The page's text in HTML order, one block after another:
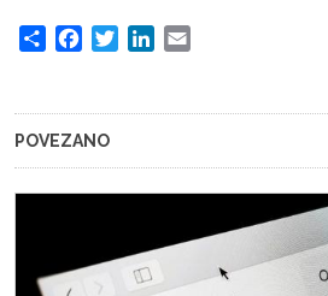
Share FacebookTwitterLinkedIn
POVEZANO